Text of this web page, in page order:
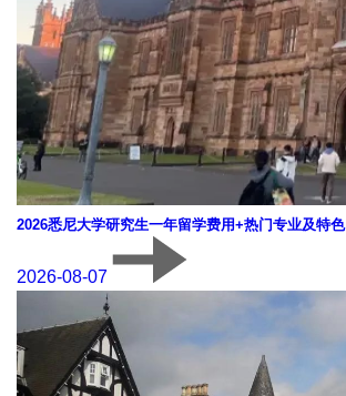
2026悉尼大学研究生一年留学费用+热门专业及特色
2026-08-07